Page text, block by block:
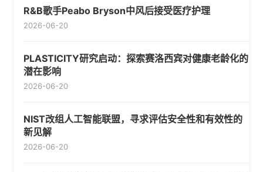
R&B歌手Peabo Bryson中风后接受医疗护理
2026-06-20
PLASTICITY研究启动：探索赛洛西宾对健康老龄化的
潜在影响
2026-06-20
NIST改组人工智能联盟，寻求评估安全性和有效性的
新见解
2026-06-20